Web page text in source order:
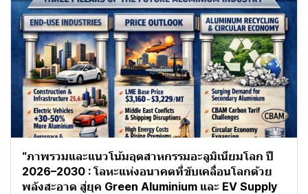
“ภาพรวมและแนวโน้มอุตสาหกรรมอะลูมิเนียมโลก ปี
2026–2030 : โลหะแห่งอนาคตที่ขับเคลื่อนโลกด้วย
พลังสะอาด สู่ยุค Green Aluminium และ EV Supply